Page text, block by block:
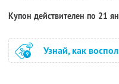
Купон действителен по 21
Узнай, как